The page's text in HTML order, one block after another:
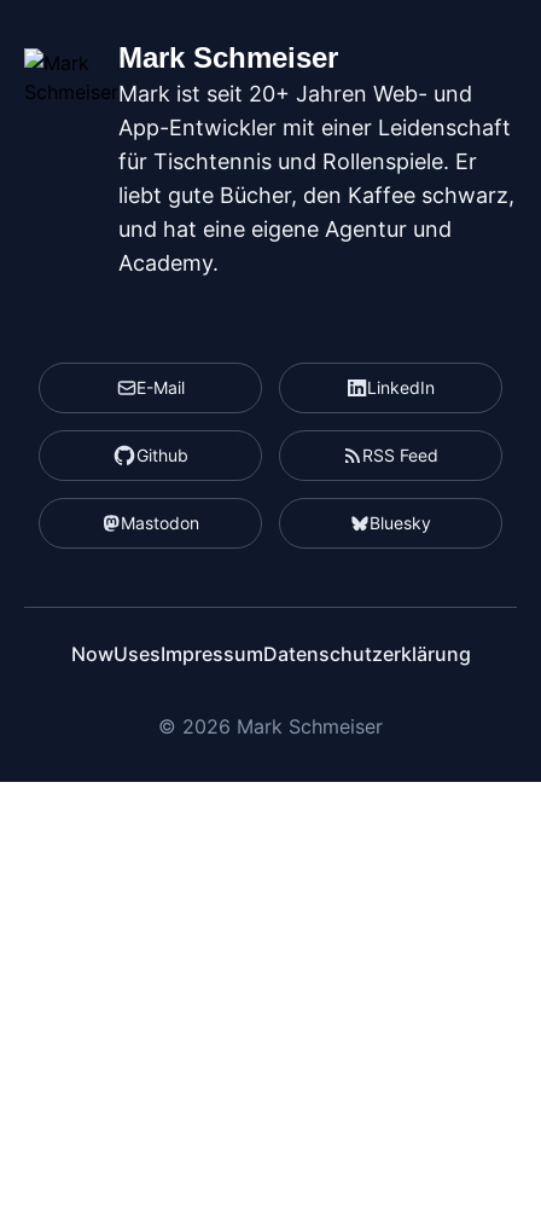
Mark Schmeiser
Mark ist seit 20+ Jahren Web- und
App-Entwickler mit einer Leidenschaft
für Tischtennis und Rollenspiele. Er
liebt gute Bücher, den Kaffee schwarz,
und hat eine eigene Agentur und
Academy.
E-Mail LinkedIn
Github RSS Feed
Mastodon Bluesky
NowUsesImpressumDatenschutzerklärung
© 2026 Mark Schmeiser